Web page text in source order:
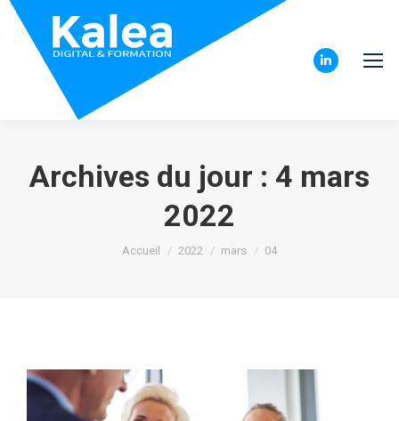
LinkedIn
new
Archives du jour : 4 mars
2022
Vous êtes ici :
Accueil 2022 mars 04